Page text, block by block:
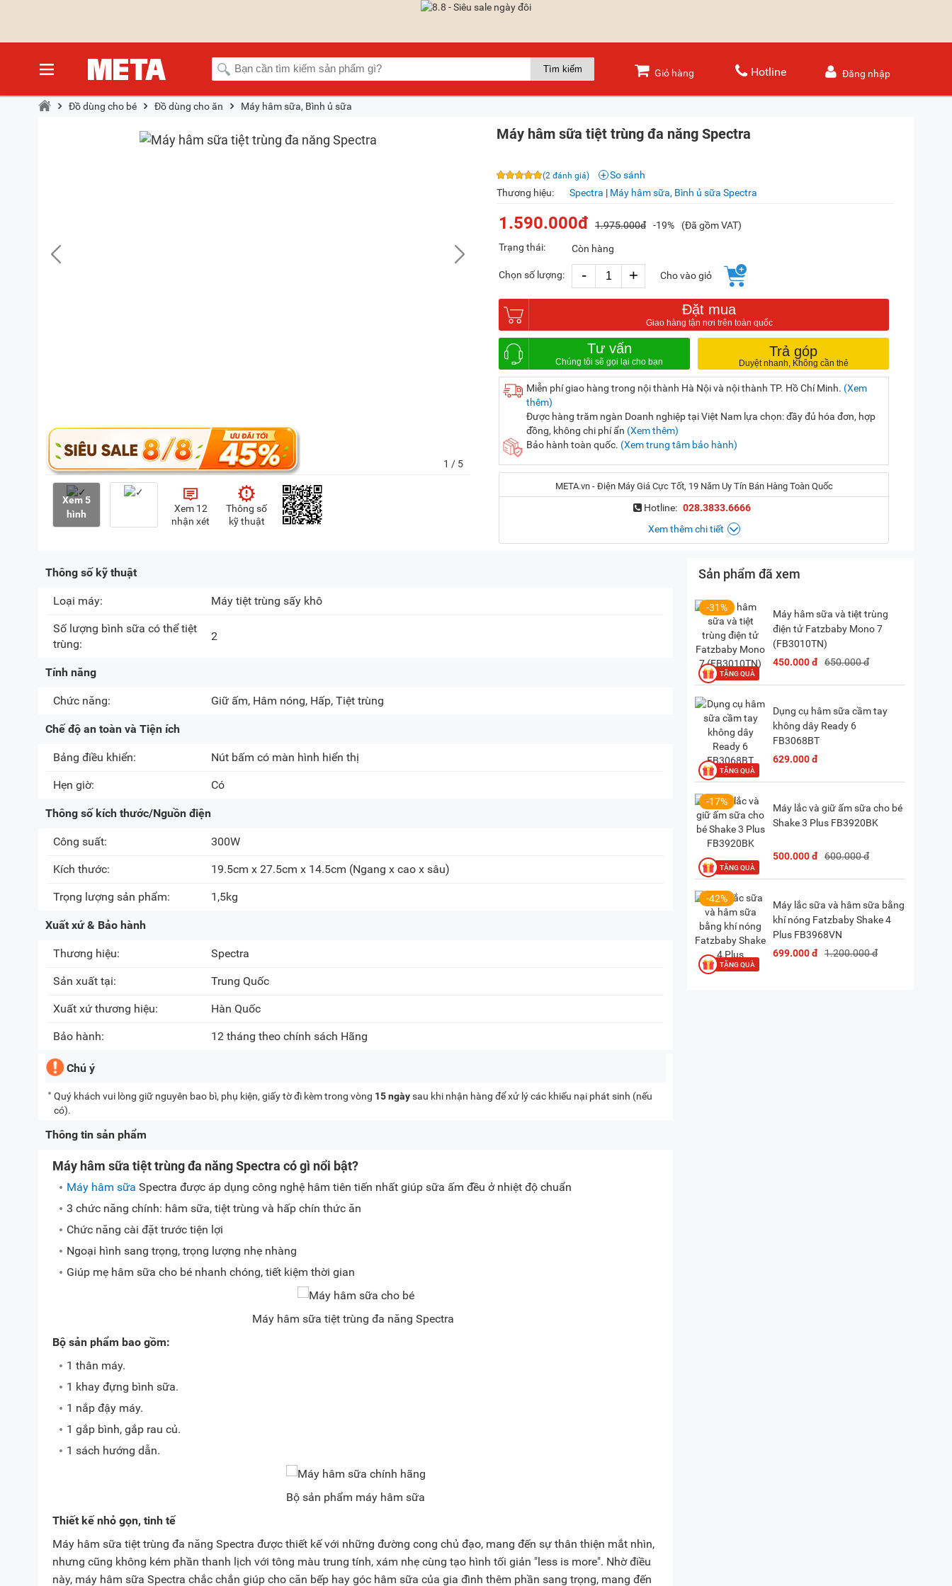
Giỏ hàng Hotline Đăng nhập
Đồ dùng cho bé Đồ dùng cho ăn Máy hâm sữa, Bình ủ sữa
1 / 5
Xem 5
hình
Xem 12
nhận xét
Thông số
kỹ thuật
Máy hâm sữa tiệt trùng đa năng Spectra
(2 đánh giá)
So sánh
Thương hiệu:
Spectra | Máy hâm sữa, Bình ủ sữa Spectra
1.590.000đ 1.975.000đ -19%
(Đã gồm VAT)
Trạng thái:
Còn hàng
Chọn số lượng: - + Cho vào giỏ
Đặt mua
Tư vấn Trả góp
Miễn phí giao hàng trong nội thành Hà Nội và nội thành TP. Hồ Chí Minh. (Xem
thêm)
Được hàng trăm ngàn Doanh nghiệp tại Việt Nam lựa chọn: đầy đủ hóa đơn, hợp
đồng, không chi phí ẩn (Xem thêm)
Bảo hành toàn quốc. (Xem trung tâm bảo hành)
META.vn - Điện Máy Giá Cực Tốt, 19 Năm Uy Tín Bán Hàng Toàn Quốc
Hotline: 028.3833.6666
Xem thêm chi tiết
Địa chỉ:
Chỉ đường)
Chỉ đường)
716-718 Điện Biên Phủ, P. Vườn Lài, TP. HCM ( Chỉ đường)
Thông số kỹ thuật
Loại máy: Máy tiệt trùng sấy khô
Số lượng bình sữa có thể tiệt
trùng:
2
Tính năng
Chức năng: Giữ ấm, Hâm nóng, Hấp, Tiệt trùng
Chế độ an toàn và Tiện ích
Bảng điều khiển: Nút bấm có màn hình hiển thị
Hẹn giờ: Có
Thông số kích thước/Nguồn điện
Công suất: 300W
Kích thước: 19.5cm x 27.5cm x 14.5cm (Ngang x cao x sâu)
Trọng lượng sản phẩm: 1,5kg
Xuất xứ & Bảo hành
Thương hiệu: Spectra
Sản xuất tại: Trung Quốc
Xuất xứ thương hiệu: Hàn Quốc
Bảo hành: 12 tháng theo chính sách Hãng
Chú ý
Quý khách vui lòng giữ nguyên bao bì, phụ kiện, giấy tờ đi kèm trong vòng 15 ngàysau khi nhận hàng để xử lý các khiếu nại phát sinh (nếu
có).
Thông tin sản phẩm
Máy hâm sữa tiệt trùng đa năng Spectra có gì nổi bật?
Máy hâm sữa Spectra được áp dụng công nghệ hâm tiên tiến nhất giúp sữa ấm đều ở nhiệt độ chuẩn
3 chức năng chính: hâm sữa, tiệt trùng và hấp chín thức ăn
Chức năng cài đặt trước tiện lợi
Ngoại hình sang trọng, trọng lượng nhẹ nhàng
Giúp mẹ hâm sữa cho bé nhanh chóng, tiết kiệm thời gian
Máy hâm sữa tiệt trùng đa năng Spectra
Bộ sản phẩm bao gồm:
1 thân máy.
1 khay đựng bình sữa.
1 nắp đậy máy.
1 gắp bình, gắp rau củ.
1 sách hướng dẫn.
Bộ sản phẩm máy hâm sữa
Thiết kế nhỏ gọn, tinh tế
Máy hâm sữa tiệt trùng đa năng Spectra được thiết kế với những đường cong chủ đạo, mang đến sự thân thiện mắt nhìn,
nhưng cũng không kém phần thanh lịch với tông màu trung tính, xám nhẹ cùng tạo hình tối giản "less is more". Nhờ điều
này, máy hâm sữa Spectra chắc chắn giúp cho căn bếp hay góc hâm sữa của gia đình thêm phần sang trọng, mang đến
Sản phẩm đã xem
-31%
Máy hâm sữa và tiệt trùng
điện tử Fatzbaby Mono 7
(FB3010TN)
450.000 đ
650.000 đ
Dụng cụ hâm sữa cầm tay
không dây Ready 6
FB3068BT
629.000 đ
-17%
Máy lắc và giữ ấm sữa cho bé
Shake 3 Plus FB3920BK
500.000 đ 600.000 đ
-42%
Máy lắc sữa và hâm sữa bằng
khí nóng Fatzbaby Shake 4
Plus FB3968VN
699.000 đ
1.200.000 đ